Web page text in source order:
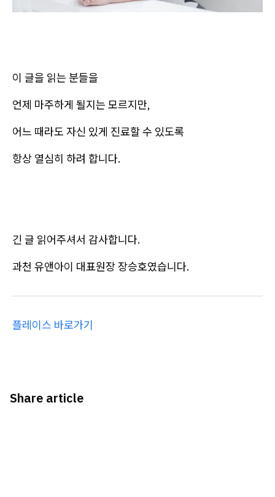
이 글을 읽는 분들을
언제 마주하게 될지는 모르지만,
어느 때라도 자신 있게 진료할 수 있도록
항상 열심히 하려 합니다.
긴 글 읽어주셔서 감사합니다.
과천 유앤아이 대표원장 장승호였습니다.
플레이스 바로가기
Share article